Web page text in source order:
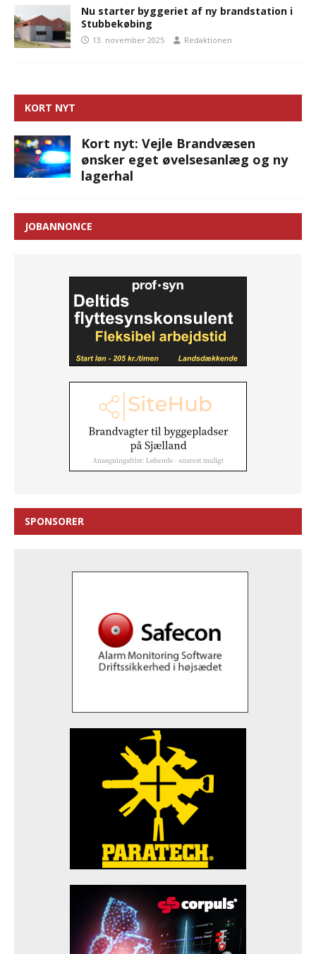
Nu starter byggeriet af ny brandstation i
Stubbekøbing
13. november 2025 Redaktionen
KORT NYT
Kort nyt: Vejle Brandvæsen
ønsker eget øvelsesanlæg og ny
lagerhal
JOBANNONCE
SPONSORER